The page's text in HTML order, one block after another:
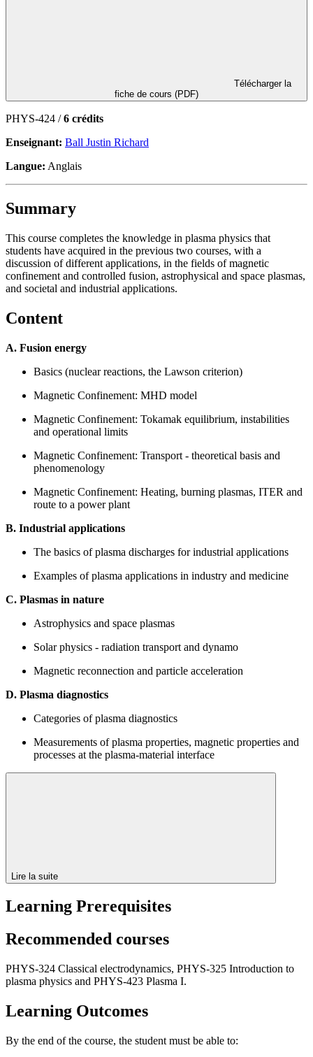
fiche de cours (PDF)
PHYS-424 /6 crédits
Enseignant: Ball Justin Richard
Langue: Anglais
Summary
This course completes the knowledge in plasma physics that
students have acquired in the previous two courses, with a
discussion of different applications, in the fields of magnetic
confinement and controlled fusion, astrophysical and space plasmas,
and societal and industrial applications.
Content
A. Fusion energy
Basics (nuclear reactions, the Lawson criterion)
Magnetic Confinement: MHD model
Magnetic Confinement: Tokamak equilibrium, instabilities
and operational limits
Magnetic Confinement: Transport - theoretical basis and
phenomenology
Magnetic Confinement: Heating, burning plasmas, ITER and
route to a power plant
B. Industrial applications
The basics of plasma discharges for industrial applications
Examples of plasma applications in industry and medicine
C. Plasmas in nature
Astrophysics and space plasmas
Solar physics - radiation transport and dynamo
Magnetic reconnection and particle acceleration
D. Plasma diagnostics
Categories of plasma diagnostics
Measurements of plasma properties, magnetic properties and
processes at the plasma-material interface
Lire la suite
Learning Prerequisites
Recommended courses
PHYS-324 Classical electrodynamics, PHYS-325 Introduction to
plasma physics and PHYS-423 Plasma I.
Learning Outcomes
By the end of the course, the student must be able to: